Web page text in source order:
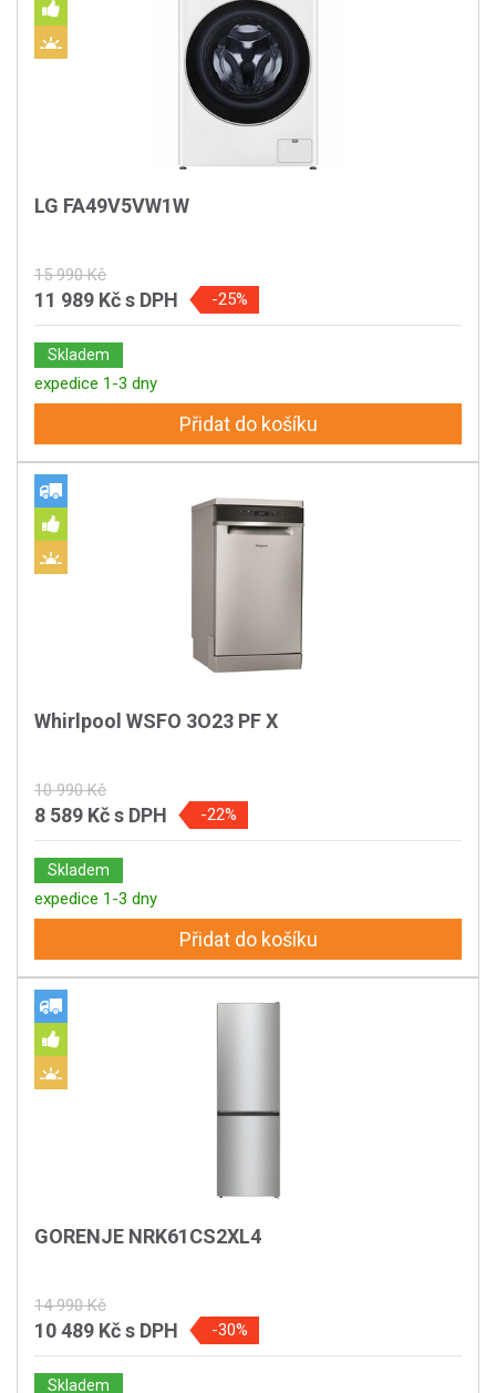
LG FA49V5VW1W
15 990 Kč
11 989 Kčs DPH -25%
Skladem
expedice 1-3 dny
Přidat do košíku
Whirlpool WSFO 3O23 PF X
10 990 Kč
8 589 Kčs DPH -22%
Skladem
expedice 1-3 dny
Přidat do košíku
GORENJE NRK61CS2XL4
14 990 Kč
10 489 Kčs DPH -30%
Skladem